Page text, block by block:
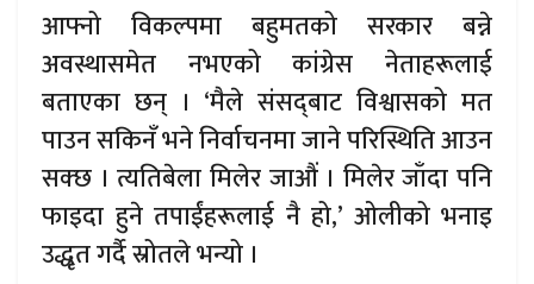
आफ्नो विकल्पमा बहुमतको सरकार बन्ने
अवस्थासमेत नभएको कांग्रेस नेताहरूलाई
बताएका छन् । ‘मैले संसद्‍बाट विश्वासको मत
पाउन सकिनँ भने निर्वाचनमा जाने परिस्थिति आउन
सक्छ । त्यतिबेला मिलेर जाऔं । मिलेर जाँदा पनि
फाइदा हुने तपाईंहरूलाई नै हो,’ ओलीको भनाइ
उद्धृत गर्दै स्रोतले भन्यो ।